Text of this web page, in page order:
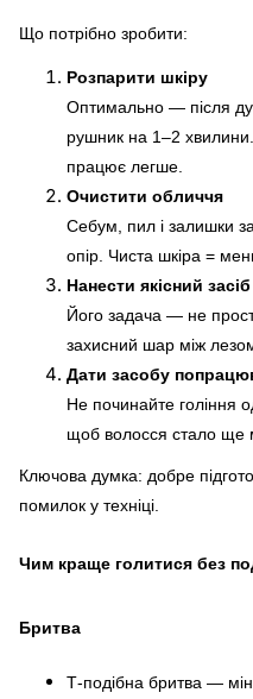
Що потрібно зробити:
Розпарити шкіру
Оптимально — після
рушник на 1–2
працює легше.
Очистити обличчя
Себум, пил і залишки
опір. Чиста шкіра =
Нанести якісний
Його задача — не
захисний шар між
Дати засобу
Не починайте гоління
щоб волосся стало ще
Ключова думка: добре
помилок у техніці.
Чим краще голитися без
Бритва
Т-подібна бритва —